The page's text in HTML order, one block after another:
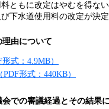
ともに改定はやむを得な
下水道使用料の改定が決定
由について
式：4.9MB）
形式：440KB）
での審議経過とその結果